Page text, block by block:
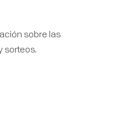
sobre las
sorteos.